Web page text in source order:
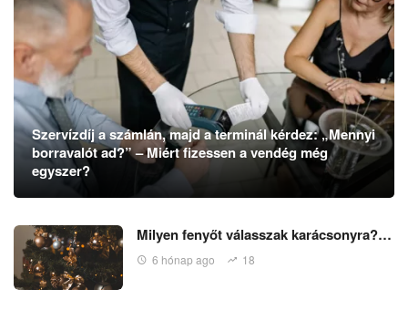
Szervízdíj a számlán, majd a terminál kérdez: „Mennyi
borravalót ad?” – Miért fizessen a vendég még
egyszer?
Milyen fenyőt válasszak karácsonyra?…
6 hónap ago 18